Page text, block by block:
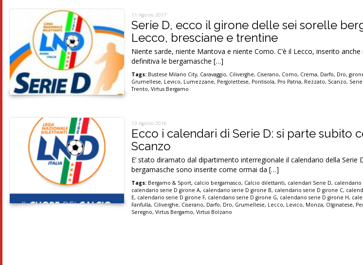
11 Agosto 2017
Serie D, ecco il girone delle sei sorelle
Lecco, bresciane e trentine
Niente sarde, niente Mantova e niente Como. C’è il Lecco, inserito
definitiva le bergamasche […]
Tags: Bustese Milano City, Caravaggio, Ciliverghe, Ciserano, Como, Crema, Darfo, Dro,
Grumellese, Levico, Lumezzane, Pergolettese, Pontisola, Pro Patria, Rezzato, Scanzo,
Trento,Virtus Bergamo
13 Agosto 2016
Ecco i calendari di Serie D: si parte subito
Scanzo
E’ stato diramato dal dipartimento interregionale il calendario della Serie
bergamasche sono inserite come ormai da […]
Tags: Bergamo & Sport, calcio bergamasco, Calcio dilettanti, calendari Serie D, calendario
calendario serie D girone A, calendario serie D girone B, calendario serie D girone C,
E, calendario serie D girone F, calendario serie D girone G, calendario serie D girone H,
Fanfulla, Ciliverghe, Ciserano, Darfo, Dro, Grumellese, Lecco, Levico, Monza, Olginatese,
Seregno,Virtus Bergamo,Virtus Bolzano